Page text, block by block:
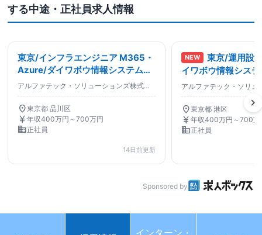
する中途・正社員求人情報
東京/インフラエンジニア M365・
Azure/ダイワボウ情報システムG/
フルフレックス/在宅可/ネットワ
ークエンジニア
アルファテック・ソリューションズ株式会社
location_on東京都 品川区
currency_yen年収400万円～700万円
business正社員
14日前更新
NEW
東京/運用設
イワボウ情報シス
ックス/リモート/サ
ニア
location_on東京都 港区
currency_yen年収400万円～700万
business正社員
chevron_right
Sponsored by